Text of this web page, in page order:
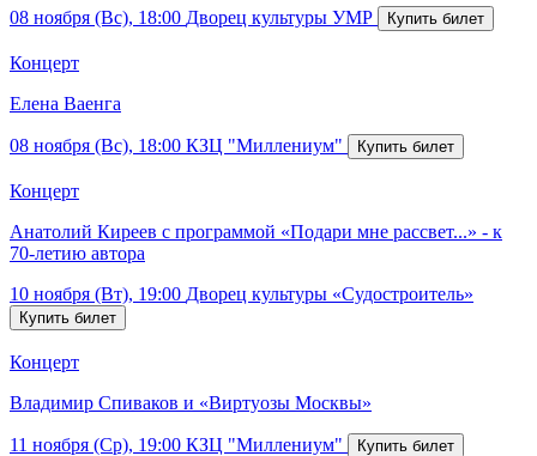
08 ноября (Вс), 18:00 Дворец культуры УМР
Концерт
Елена Ваенга
08 ноября (Вс), 18:00 КЗЦ "Миллениум"
Концерт
Анатолий Киреев с программой «Подари мне рассвет...» - к
70-летию автора
10 ноября (Вт), 19:00 Дворец культуры «Судостроитель»
Концерт
Владимир Спиваков и «Виртуозы Москвы»
11 ноября (Ср), 19:00 КЗЦ "Миллениум"